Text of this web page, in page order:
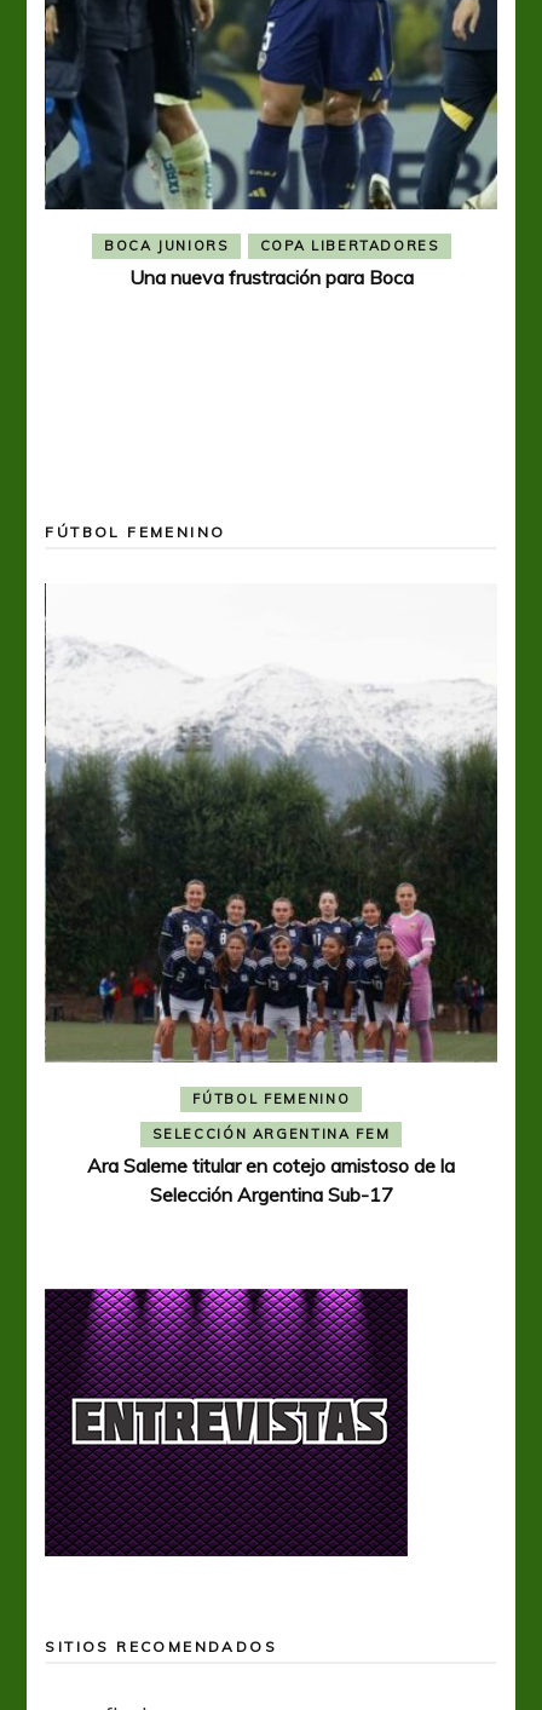
BOCA JUNIORS COPA LIBERTADORES
Una nueva frustración para Boca
FÚTBOL FEMENINO
FÚTBOL FEMENINO
SELECCIÓN ARGENTINA FEM
Ara Saleme titular en cotejo amistoso de la
Selección Argentina Sub-17
SITIOS RECOMENDADOS